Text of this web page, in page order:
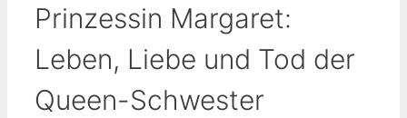
Prinzessin Margaret:
Leben, Liebe und Tod der
Queen-Schwester